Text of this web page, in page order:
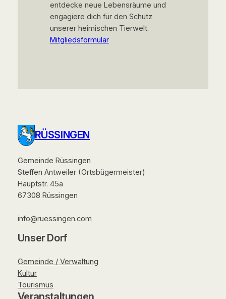
entdecke neue Lebensräume und
engagiere dich für den Schutz
unserer heimischen Tierwelt.
Mitgliedsformular
RÜSSINGEN
Gemeinde Rüssingen
Steffen Antweiler (Ortsbügermeister)
Hauptstr. 45a
67308 Rüssingen
info@ruessingen.com
Unser Dorf
Gemeinde / Verwaltung
Kultur
Tourismus
Veranstaltungen